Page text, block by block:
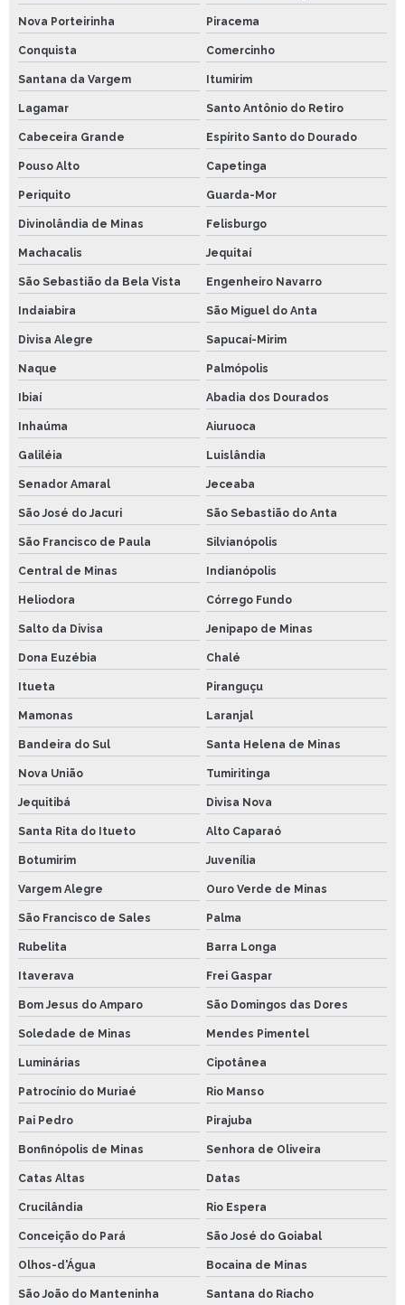
Nova Porteirinha Piracema
Conquista Comercinho
Santana da Vargem Itumirim
Lagamar Santo Antônio do Retiro
Cabeceira Grande Espírito Santo do Dourado
Pouso Alto Capetinga
Periquito Guarda-Mor
Divinolândia de Minas Felisburgo
Machacalis Jequitaí
São Sebastião da Bela Vista Engenheiro Navarro
Indaiabira São Miguel do Anta
Divisa Alegre Sapucaí-Mirim
Naque Palmópolis
Ibiaí Abadia dos Dourados
Inhaúma Aiuruoca
Galiléia Luislândia
Senador Amaral Jeceaba
São José do Jacuri São Sebastião do Anta
São Francisco de Paula Silvianópolis
Central de Minas Indianópolis
Heliodora Córrego Fundo
Salto da Divisa Jenipapo de Minas
Dona Euzébia Chalé
Itueta Piranguçu
Mamonas Laranjal
Bandeira do Sul Santa Helena de Minas
Nova União Tumiritinga
Jequitibá Divisa Nova
Santa Rita do Itueto Alto Caparaó
Botumirim Juvenília
Vargem Alegre Ouro Verde de Minas
São Francisco de Sales Palma
Rubelita Barra Longa
Itaverava Frei Gaspar
Bom Jesus do Amparo São Domingos das Dores
Soledade de Minas Mendes Pimentel
Luminárias Cipotânea
Patrocínio do Muriaé Rio Manso
Pai Pedro Pirajuba
Bonfinópolis de Minas Senhora de Oliveira
Catas Altas Datas
Crucilândia Rio Espera
Conceição do Pará São José do Goiabal
Olhos-d'Água Bocaina de Minas
São João do Manteninha Santana do Riacho